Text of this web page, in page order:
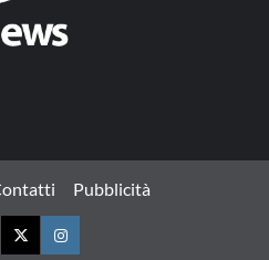
Pubblicità
TwitterInstagram